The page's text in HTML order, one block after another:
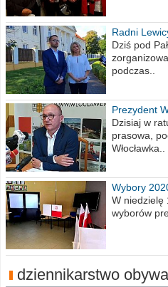
Radni
Wiesława
Dziś pod
podczas..
Prezydent
obrażajmy
Dzisiaj w
prasowa,
Włocławka..
Wybory
procent
W niedzielę
wyborów
dziennikarstwo